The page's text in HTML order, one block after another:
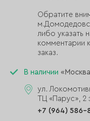
Обратите
либо указать
комментарии
заказ.
В наличии
ул.
ТЦ «Парус», 2
+7 (964) 586-